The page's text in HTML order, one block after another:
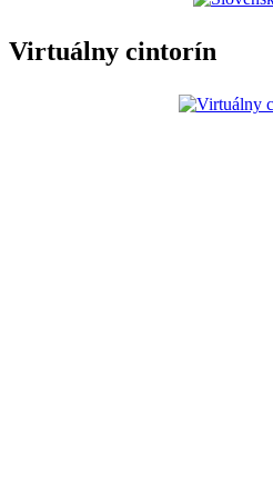
Virtuálny cintorín